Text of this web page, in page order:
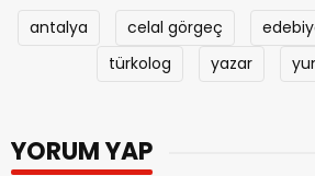
antalya celal görgeç
türkolog
yazar
YORUM YAP